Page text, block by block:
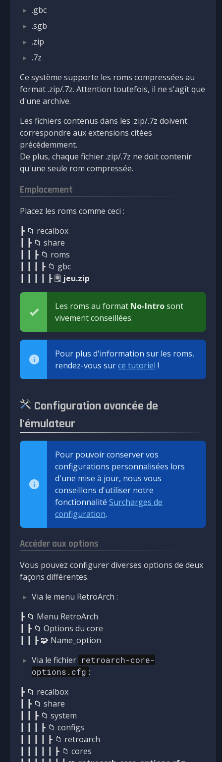
.gbc
.sgb
.zip
.7z
Ce système supporte les roms compressées au
format .zip/.7z. Attention toutefois, il ne s'agit que
d'une archive.
Les fichiers contenus dans les .zip/.7z doivent
correspondre aux extensions citées
précédemment.
De plus, chaque fichier .zip/.7z ne doit contenir
qu'une seule rom compressée.
Emplacement
Placez les roms comme ceci :
┣ 📁 recalbox
┃ ┣ 📁 share
┃ ┃ ┣ 📁 roms
┃ ┃ ┃ ┣ 📁 gbc
┃ ┃ ┃ ┃ ┣ 🗒 jeu.zip
Les roms au format No-Introsont
vivement conseillées.
Pour plus d'information sur les roms,
rendez-vous surce tutoriel !
Configuration avancée de
l'émulateur
Pour pouvoir conserver vos
configurations personnalisées lors
d'une mise à jour, nous vous
conseillons d'utiliser notre
fonctionnalité Surcharges de
configuration.
Accéder aux options
Vous pouvez configurer diverses options de deux
façons différentes.
Via le menu RetroArch :
┣ 📁 Menu RetroArch
┃ ┣ 📁 Options du core
┃ ┃ ┣ 🧩 Name_option
Via le fichier retroarch-core-
options.cfg :
┣ 📁 recalbox
┃ ┣ 📁 share
┃ ┃ ┣ 📁 system
┃ ┃ ┃ ┣ 📁 configs
┃ ┃ ┃ ┃ ┣ 📁 retroarch
┃ ┃ ┃ ┃ ┃ ┣ 📁 cores